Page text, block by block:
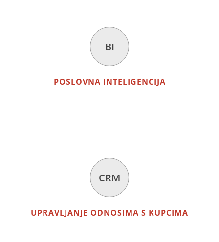
BI
POSLOVNA INTELIGENCIJA
CRM
UPRAVLJANJE ODNOSIMA S KUPCIMA